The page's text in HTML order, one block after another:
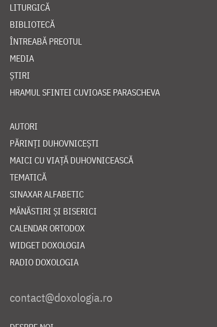
LITURGICĂ
BIBLIOTECĂ
ÎNTREABĂ PREOTUL
MEDIA
ȘTIRI
HRAMUL SFINTEI CUVIOASE PARASCHEVA
AUTORI
PĂRINȚI DUHOVNICEȘTI
MAICI CU VIAȚĂ DUHOVNICEASCĂ
TEMATICĂ
SINAXAR ALFABETIC
MĂNĂSTIRI ȘI BISERICI
CALENDAR ORTODOX
WIDGET DOXOLOGIA
RADIO DOXOLOGIA